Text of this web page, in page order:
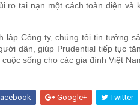
tai nạn một cách toàn diện và
Công ty, chúng tôi tin tưởng
dân, giúp Prudential tiếp tục
sống cho các gia đình Việt
Google+ Twitter